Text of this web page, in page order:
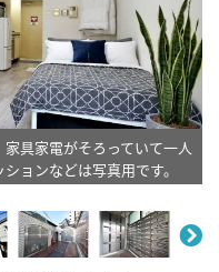
具家電がそろっていて一人
ョンなどは写真用です。